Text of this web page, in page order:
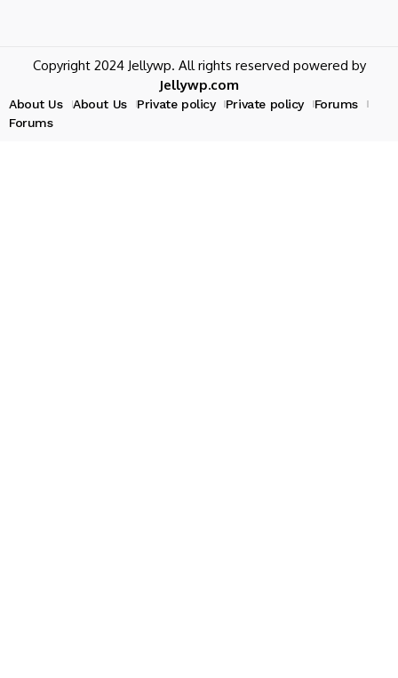
Copyright 2024 Jellywp. All rights reserved powered by
Jellywp.com
About Us About Us Private policy Private policy
Forums
Forums